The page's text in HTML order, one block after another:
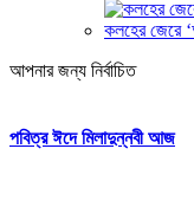
কলহের জেরে
আপনার জন্য নির্বাচিত
পবিত্র ঈদে মিলাদুন্নবী আজ